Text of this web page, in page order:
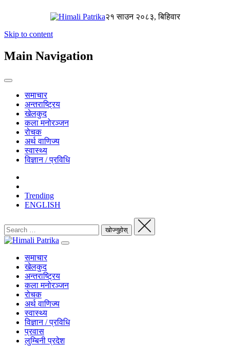
२१ साउन २०८३, बिहिवार
Skip to content
Main Navigation
समाचार
अन्तराष्ट्रिय
खेलकुद
कला मनोरञ्जन
रोचक
अर्थ वाणिज्य
स्वास्थ्य
विज्ञान / प्रविधि
Trending
ENGLISH
समाचार
खेलकुद
अन्तराष्ट्रिय
कला मनोरञ्जन
रोचक
अर्थ वाणिज्य
स्वास्थ्य
विज्ञान / प्रविधि
प्रवास
लुम्बिनी प्रदेश